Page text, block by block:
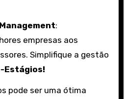
:
empresas aos
Simplifique a gestão
Estágios!
pode ser uma ótima